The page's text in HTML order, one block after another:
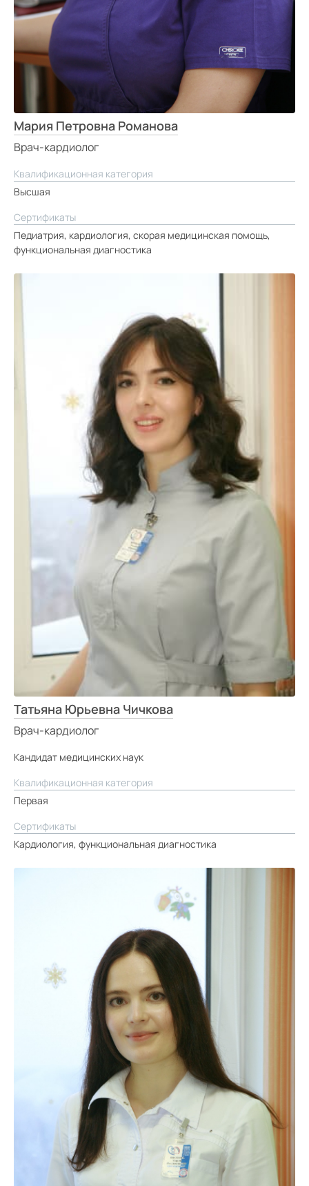
Мария Петровна Романова
Врач-кардиолог
Квалификационная категория
Высшая
Сертификаты
Педиатрия, кардиология, скорая медицинская помощь,
функциональная диагностика
Татьяна Юрьевна Чичкова
Врач-кардиолог
Кандидат медицинских наук
Квалификационная категория
Первая
Сертификаты
Кардиология, функциональная диагностика